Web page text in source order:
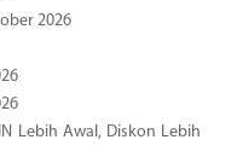
2026
Lebih Awal, Diskon Lebih